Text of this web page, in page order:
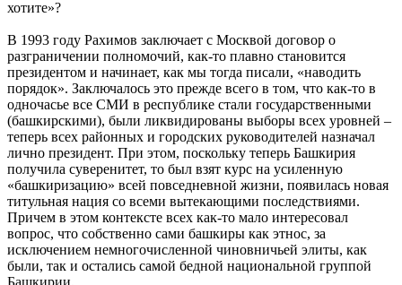
хотите»?
В 1993 году Рахимов заключает с Москвой договор о
разграничении полномочий, как-то плавно становится
президентом и начинает, как мы тогда писали, «наводить
порядок». Заключалось это прежде всего в том, что как-то в
одночасье все СМИ в республике стали государственными
(башкирскими), были ликвидированы выборы всех уровней –
теперь всех районных и городских руководителей назначал
лично президент. При этом, поскольку теперь Башкирия
получила суверенитет, то был взят курс на усиленную
«башкиризацию» всей повседневной жизни, появилась новая
титульная нация со всеми вытекающими последствиями.
Причем в этом контексте всех как-то мало интересовал
вопрос, что собственно сами башкиры как этнос, за
исключением немногочисленной чиновничьей элиты, как
были, так и остались самой бедной национальной группой
Башкирии.